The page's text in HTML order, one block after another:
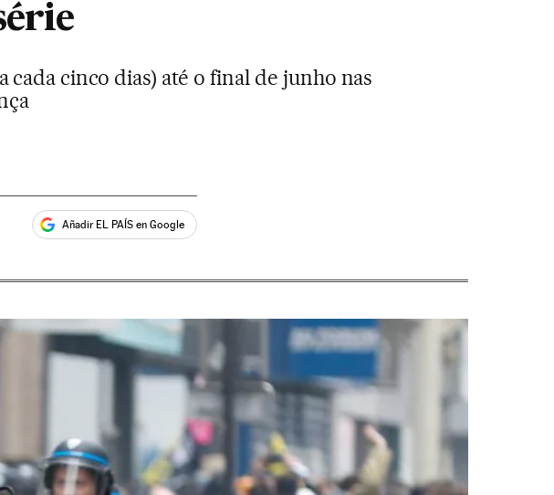
cada cinco dias) até o final de junho nas
Añadir EL PAÍS en Google